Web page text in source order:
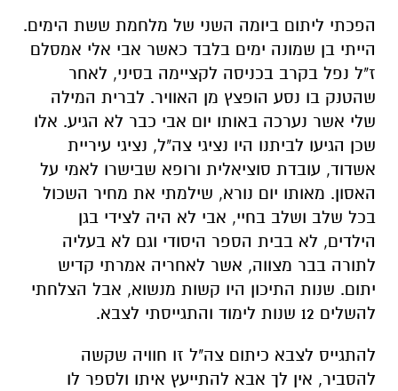
הפכתי ליתום ביומה השני של מלחמת ששת הימים.
הייתי בן שמונה ימים בלבד כאשר אבי אלי אמסלם
ז"ל נפל בקרב בכניסה לקציימה בסיני, לאחר
שהטנק בו נסע הופצץ מן האוויר. לברית המילה
שלי אשר נערכה באותו יום אבי כבר לא הגיע. אלו
שכן הגיעו לביתנו היו נציגי צה"ל, נציגי עיריית
אשדוד, עובדת סוציאלית ורופא שבישרו לאמי על
האסון. מאותו יום נורא, שילמתי את מחיר השכול
בכל שלב ושלב בחיי, אבי לא היה לצידי בגן
הילדים, לא בבית הספר היסודי וגם לא בעליה
לתורה בבר מצווה, אשר לאחריה אמרתי קדיש
יתום. שנות התיכון היו קשות מנשוא, אבל הצלחתי
להשלים 12 שנות לימוד והתגייסתי לצבא.
להתגייס לצבא כיתום צה"ל זו חוויה שקשה
להסביר, אין לך אבא להתייעץ איתו ולספר לו